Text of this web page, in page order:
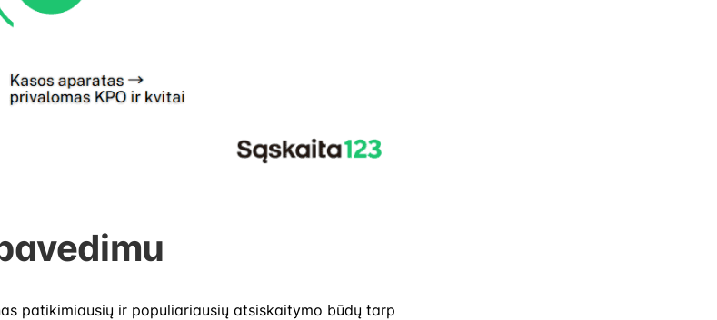
patikimiausių ir populiariausių atsiskaitymo būdų tarp